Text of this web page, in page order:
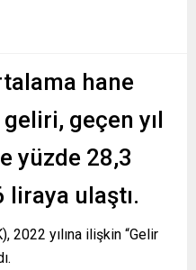
hane
geçen yıl
yüzde 28,3
ulaştı.
2022 yılına ilişkin “Gelir